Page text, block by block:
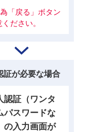
「戻る」ボタン
ださい。
証が必要な場合
認証（ワンタ
パスワードな
の入力画面が